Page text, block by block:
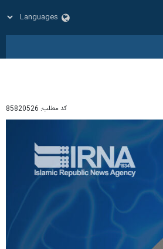
کد مطلب: 85820526